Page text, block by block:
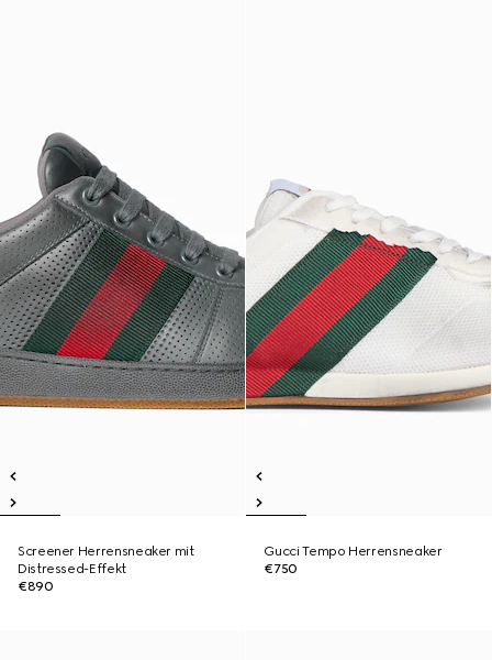
Screener Herrensneaker mit
Distressed-Effekt
€890
Gucci Tempo Herrensneaker
€750